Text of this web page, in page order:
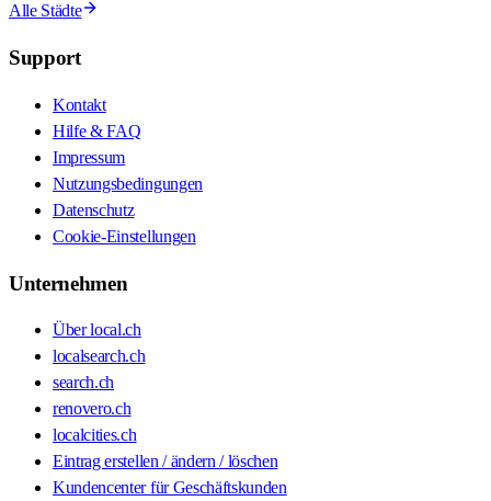
Alle Städte
Support
Kontakt
Hilfe & FAQ
Impressum
Nutzungsbedingungen
Datenschutz
Cookie-Einstellungen
Unternehmen
Über local.ch
localsearch.ch
search.ch
renovero.ch
localcities.ch
Eintrag erstellen / ändern / löschen
Kundencenter für Geschäftskunden